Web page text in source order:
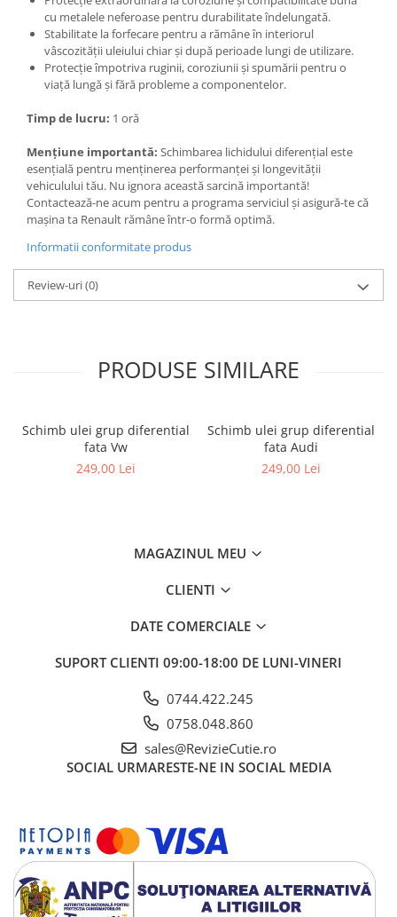
cu metalele neferoase pentru durabilitate îndelungată.
Stabilitate la forfecare pentru a rămâne în interiorul
vâscozității uleiului chiar și după perioade lungi de utilizare.
Protecție împotriva ruginii, coroziunii și spumării pentru o
viață lungă și fără probleme a componentelor.
Timp de lucru: 1 oră
Mențiune importantă: Schimbarea lichidului diferențial este
esențială pentru menținerea performanței și longevității
vehiculului tău. Nu ignora această sarcină importantă!
Contactează-ne acum pentru a programa serviciul și asigură-te că
mașina ta Renault rămâne într-o formă optimă.
Informatii conformitate produs
Review-uri(0)
PRODUSE SIMILARE
Schimb ulei grup diferential
fata Vw
249,00 Lei
Schimb ulei grup diferential
fata Audi
249,00 Lei
MAGAZINUL MEU
CLIENTI
DATE COMERCIALE
SUPORT CLIENTI 09:00-18:00 DE LUNI-VINERI
0744.422.245
0758.048.860
sales@RevizieCutie.ro
SOCIAL URMARESTE-NE IN SOCIAL MEDIA